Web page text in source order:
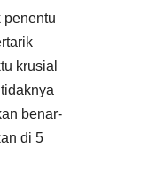
penentu
krusial
benar-
di 5